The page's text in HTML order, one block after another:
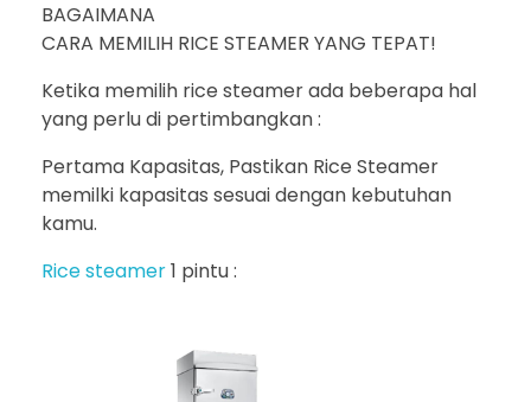
BAGAIMANA
CARA MEMILIH RICE STEAMER YANG TEPAT!
Ketika memilih rice steamer ada beberapa hal
yang perlu di pertimbangkan :
Pertama Kapasitas, Pastikan Rice Steamer
memilki kapasitas sesuai dengan kebutuhan
kamu.
Rice steamer1 pintu :